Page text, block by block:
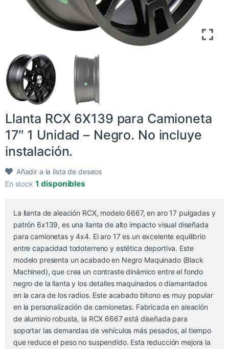
Llanta RCX 6X139 para Camioneta
17″ 1 Unidad – Negro. No incluye
instalación.
Añadir a la lista de deseos
En stock 1 disponibles
La llanta de aleación RCX, modelo 6667, en aro 17 pulgadas y
patrón 6x139, es una llanta de alto impacto visual diseñada
para camionetas y 4x4. El aro 17 es un excelente equilibrio
entre capacidad todoterreno y estética deportiva. Este
modelo presenta un acabado en Negro Maquinado (Black
Machined), que crea un contraste dinámico entre el fondo
negro de la llanta y los detalles maquinados o diamantados
en la cara de los radios. Este acabado bitono es muy popular
en la personalización de camionetas. Fabricada en aleación
de aluminio robusta, la RCX 6667 está diseñada para
soportar las demandas de vehículos más pesados, al tiempo
que reduce el peso no suspendido. Esta reducción mejora la